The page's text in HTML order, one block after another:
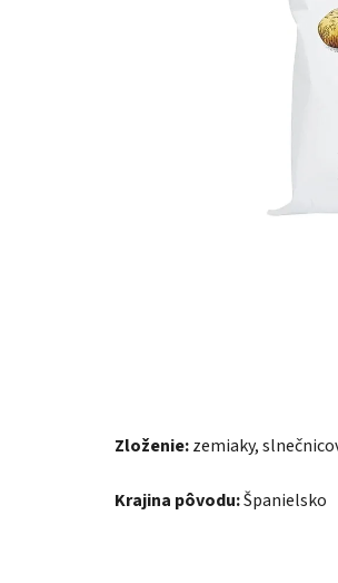
Zloženie:zemiaky,
Krajina pôvodu:Španielsko